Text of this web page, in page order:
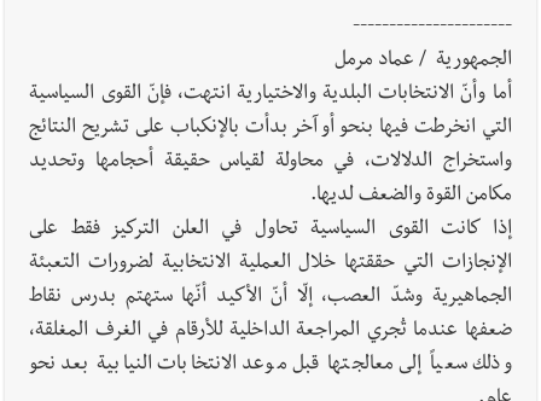
فكيف أقرّت الزيادة؟
أخبار لبنان مواجهة مؤجّلة لنزاع طويل
العالم العربي
رجل الاعمال الاماراتي خلف الحبتور : 112 شهيداً
شُيّعوا في ‫غزة‬ بعد أن بقوا تحت الأنقاض منذ عام 2023: أيُعقل أن
----------------------
الجمهورية / عماد مرمل
أما وأنّ الانتخابات البلدية والاختيارية انتهت، فإنّ القوى السياسية
التي انخرطت فيها بنحو أو آخر بدأت بالإنكباب على تشريح النتائج
واستخراج الدلالات، في محاولة لقياس حقيقة أحجامها وتحديد
مكامن القوة والضعف لديها.
إذا كانت القوى السياسية تحاول في العلن التركيز فقط على
الإنجازات التي حققتها خلال العملية الانتخابية لضرورات التعبئة
الجماهيرية وشدّ العصب، إلّا أنّ الأكيد أنّها ستهتم بدرس نقاط
ضعفها عندما تُجري المراجعة الداخلية للأرقام في الغرف المغلقة،
وذلك سعياً إلى معالجتها قبل موعد الانتخابات النيابية بعد نحو